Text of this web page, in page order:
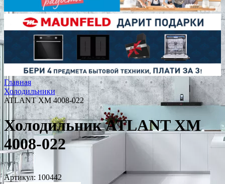
Главная
Холодильники
ATLANT ХМ 4008-022
Холодильник ATLANT ХМ
4008-022
Артикул: 100442